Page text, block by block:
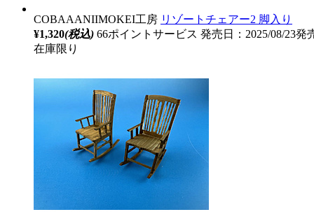
COBAAANIIMOKEI工房 リゾートチェアー2 脚入り
¥1,320(税込) 66ポイントサービス 発売日：2025/08/23発
在庫限り